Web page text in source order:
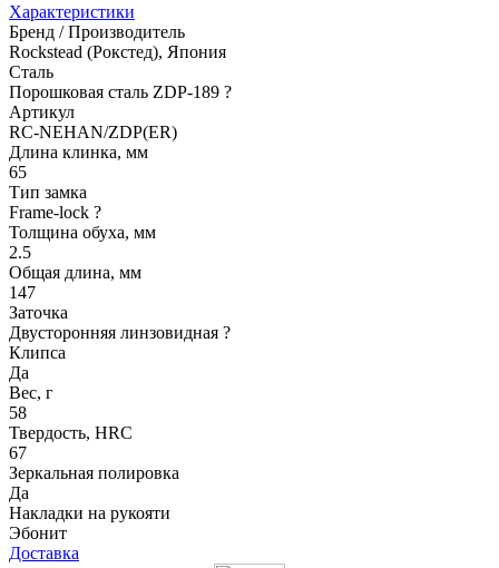
Характеристики
Бренд / Производитель
Rockstead (Рокстед), Япония
Сталь
Порошковая сталь ZDP-189 ?
Артикул
RC-NEHAN/ZDP(ER)
Длина клинка, мм
65
Тип замка
Frame-lock ?
Толщина обуха, мм
2.5
Общая длина, мм
147
Заточка
Двусторонняя линзовидная ?
Клипса
Да
Вес, г
58
Твердость, HRC
67
Зеркальная полировка
Да
Накладки на рукояти
Эбонит
Доставка